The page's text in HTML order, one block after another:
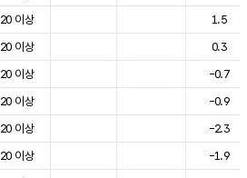
20 이상
1.5
20 이상
0.3
20 이상
-0.7
20 이상
-0.9
20 이상
-2.3
20 이상
-1.9